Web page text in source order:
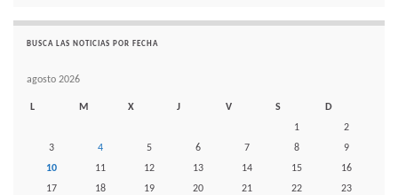
BUSCA LAS NOTICIAS POR FECHA
agosto 2026
L M X J V S
D
1
2
3
4 5 6 7 8
9
10
11 12 13 14 15
16
17
18 19 20 21 22
23